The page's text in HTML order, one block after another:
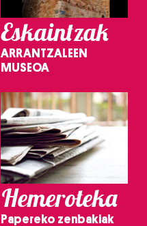
Eskaintzak
ARRANTZALEEN
MUSEOA
Hemeroteka
Papereko zenbakiak